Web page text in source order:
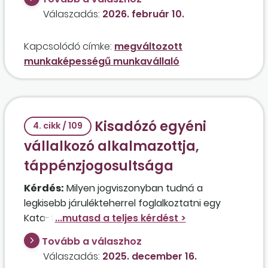
bevallás tekintetében? A tartós megbízásban,
személyek 2026-tól figyelembe veendők a
létszám tekintetében?
Válaszadás: 2026. február 10.
Kapcsolódó címke: megváltozott
munkaképességű munkavállaló
4. cikk / 109
Kisadózó egyéni
vállalkozó alkalmazottja,
táppénzjogosultsága
Kérdés: Milyen jogviszonyban tudná a
legkisebb járulékteherrel foglalkoztatni egy
Kata-tv. hatálya alá tartozó egyéni vállalkozó
kutyakozmetikusként azt az őstermelő hölgyet,
akinek az őstermelésből származó bevétele
körülbelül évi 600.000 forint? A leendő
Tovább a válaszhoz
Válaszadás: 2025. december 16.